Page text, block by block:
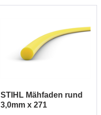
STIHL Mähfaden rund
3,0mm x 271